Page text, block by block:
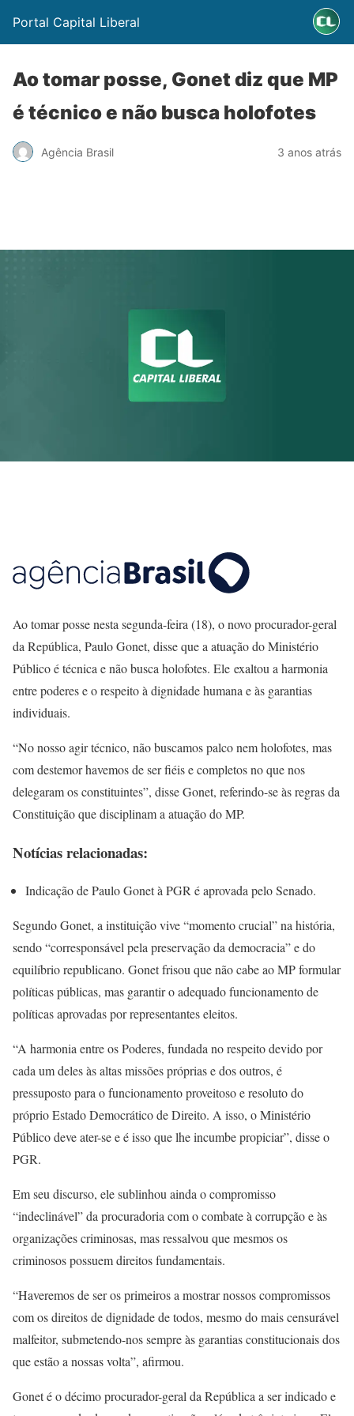
Portal Capital Liberal
Ao tomar posse, Gonet diz que MP
é técnico e não busca holofotes
Agência Brasil 3 anos atrás
Ao tomar posse nesta segunda-feira (18), o novo procurador-geral
da República, Paulo Gonet, disse que a atuação do Ministério
Público é técnica e não busca holofotes. Ele exaltou a harmonia
entre poderes e o respeito à dignidade humana e às garantias
individuais.
“No nosso agir técnico, não buscamos palco nem holofotes, mas
com destemor havemos de ser fiéis e completos no que nos
delegaram os constituintes”, disse Gonet, referindo-se às regras da
Constituição que disciplinam a atuação do MP.
Notícias relacionadas:
Indicação de Paulo Gonet à PGR é aprovada pelo Senado.
Segundo Gonet, a instituição vive “momento crucial” na história,
sendo “corresponsável pela preservação da democracia” e do
equilíbrio republicano. Gonet frisou que não cabe ao MP formular
políticas públicas, mas garantir o adequado funcionamento de
políticas aprovadas por representantes eleitos.
“A harmonia entre os Poderes, fundada no respeito devido por
cada um deles às altas missões próprias e dos outros, é
pressuposto para o funcionamento proveitoso e resoluto do
próprio Estado Democrático de Direito. A isso, o Ministério
Público deve ater-se e é isso que lhe incumbe propiciar”, disse o
PGR.
Em seu discurso, ele sublinhou ainda o compromisso
“indeclinável” da procuradoria com o combate à corrupção e às
organizações criminosas, mas ressalvou que mesmos os
criminosos possuem direitos fundamentais.
“Haveremos de ser os primeiros a mostrar nossos compromissos
com os direitos de dignidade de todos, mesmo do mais censurável
malfeitor, submetendo-nos sempre às garantias constitucionais dos
que estão a nossas volta”, afirmou.
Gonet é o décimo procurador-geral da República a ser indicado e